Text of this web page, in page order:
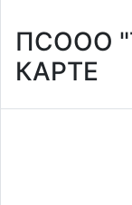
ПСООО
КАРТЕ